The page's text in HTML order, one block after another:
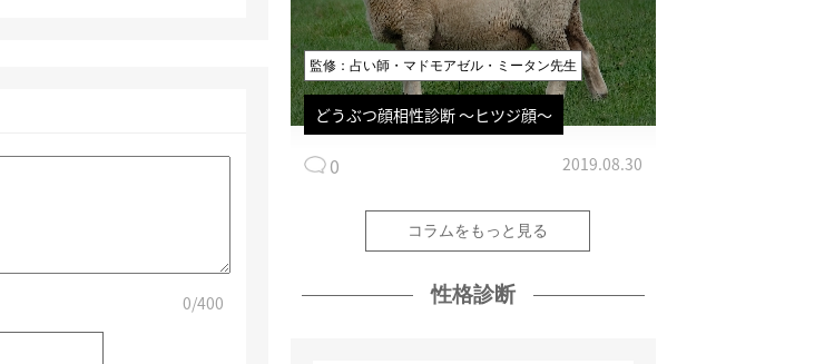
0/400
監修：占い師・マドモアゼル・ミータン先生
どうぶつ顔相性診断 〜ヒツジ顔〜
0 2019.08.30
コラムをもっと見る
性格診断